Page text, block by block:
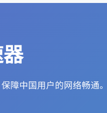
障中国用户的网络畅通。